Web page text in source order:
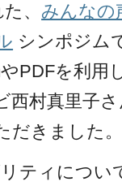
、 みんなの
シンポジム
PDFを利用
西村真里子
だきました
ティについ